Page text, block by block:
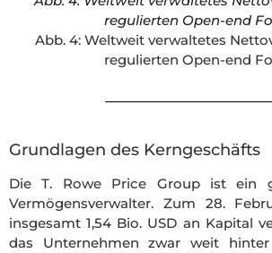
regulierten Open-end
Abb. 4: Weltweit verwaltetes
regulierten Open-end
Grundlagen des Kerngeschäfts
Die T. Rowe Price Group ist ein
Vermögensverwalter. Zum 28.
insgesamt 1,54 Bio. USD an Kapital
das Unternehmen zwar weit